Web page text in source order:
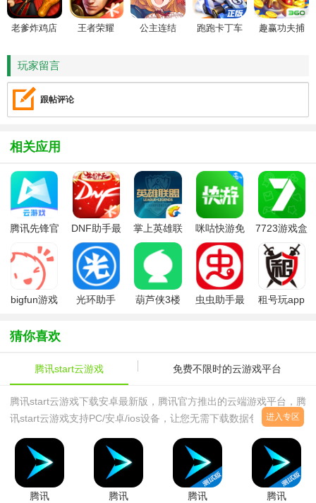
老爹炸鸡店
王者荣耀 公主连结 跑跑卡丁车
趣赢功夫捕
玩家留言
跟帖评论
相关应用
腾讯先锋官
手机版最新
版(原腾讯先
游)
DNF助手最
新版
掌上英雄联
盟app
咪咕快游免
费版
7723游戏盒
子官方正版
2026
bigfun游戏
光环助手
葫芦侠3楼
虫虫助手最
租号玩app
猜你喜欢
腾讯start云游戏 免费不限时的云游戏平台
腾讯start云游戏下载安卓最新版，腾讯官方推出的云端游戏平台，腾
讯start云游戏支持PC/安卓/ios设备，让您无需下载数据包轻松云端
适！本界面为大家整合了腾讯start云游戏不同版本下载，想要尝鲜感
受云端游戏便利的朋友们不要错过哦！
进入专区
腾讯
腾讯
腾讯
腾讯